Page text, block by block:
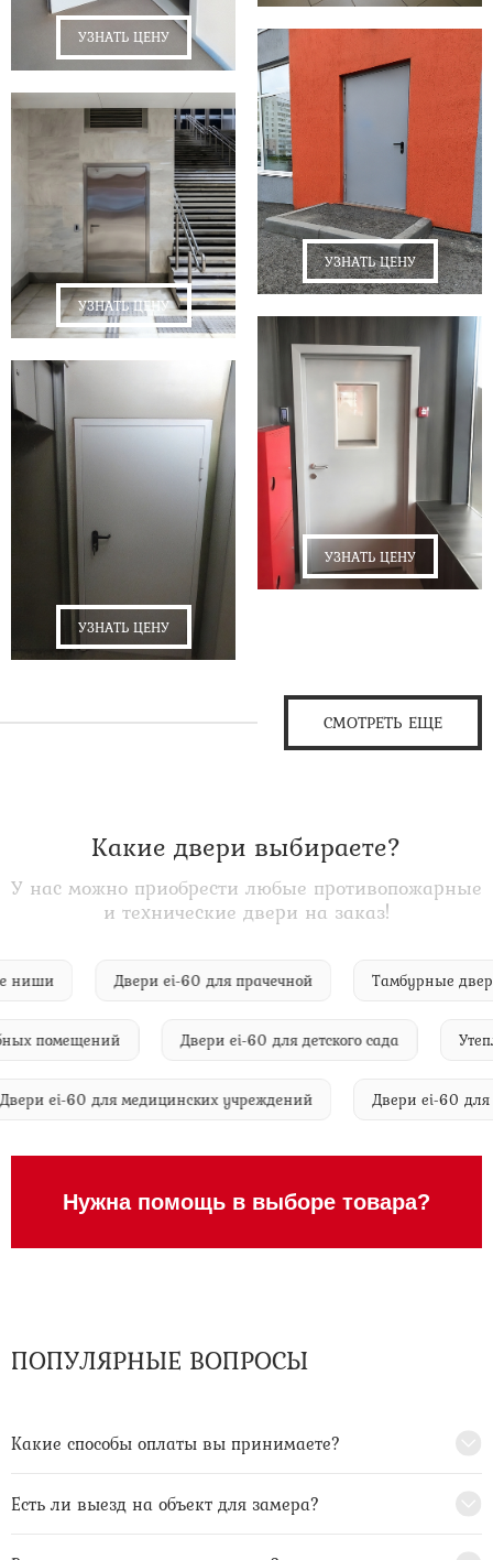
УЗНАТЬ ЦЕНУ
УЗНАТЬ ЦЕНУ
УЗНАТЬ ЦЕНУ
УЗНАТЬ ЦЕНУ
УЗНАТЬ ЦЕНУ
СМОТРЕТЬ ЕЩЕ
Какие двери выбираете?
У нас можно приобрести любые противопожарные
и технические двери на заказ!
ниши Двери ei-60 для прачечной Тамбурные
помещений Двери ei-60 для детского сада
Двери ei-60 для медицинских учреждений Двери ei-60
Нужна помощь в выборе товара?
ПОПУЛЯРНЫЕ ВОПРОСЫ
Какие способы оплаты вы принимаете?
Есть ли выезд на объект для замера?